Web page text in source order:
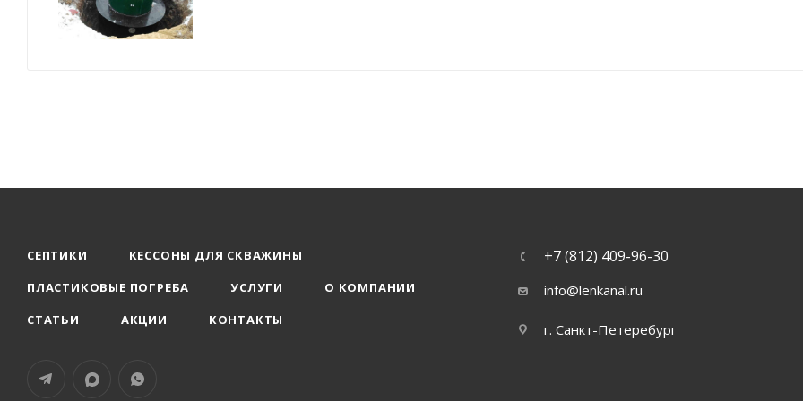
СЕПТИКИ
КЕССОНЫ ДЛЯ СКВАЖИНЫ
ПЛАСТИКОВЫЕ ПОГРЕБА
УСЛУГИ
О КОМПАНИИ
СТАТЬИ
АКЦИИ КОНТАКТЫ
+7 (812) 409-96-30
info@lenkanal.ru
г. Санкт-Петеребург